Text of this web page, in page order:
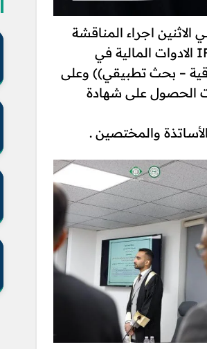
اجراء المناقشة
العلنية للطالب حسام ليث غانم عن بحثه الموسوم (تأثير تطبيق معيار 9 IFRS الادوات المالية في
– بحث تطبيقي)) وعلى
الحصول على شهادة
والمختصين .